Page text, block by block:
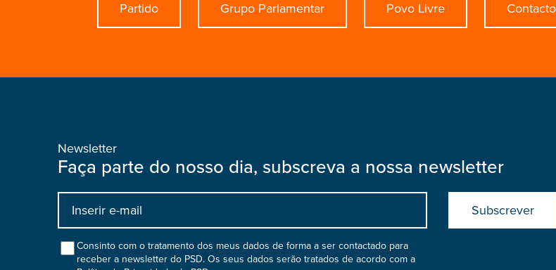
Partido Grupo Parlamentar Povo Livre
Newsletter
Faça parte do nosso dia, subscreva a nossa newsletter
Input
bootstrap
colConsinto com o tratamento dos meus dados de forma a ser contactado para
receber a newsletter do PSD. Os seus dados serão tratados de acordo com a
Submit
boostrap